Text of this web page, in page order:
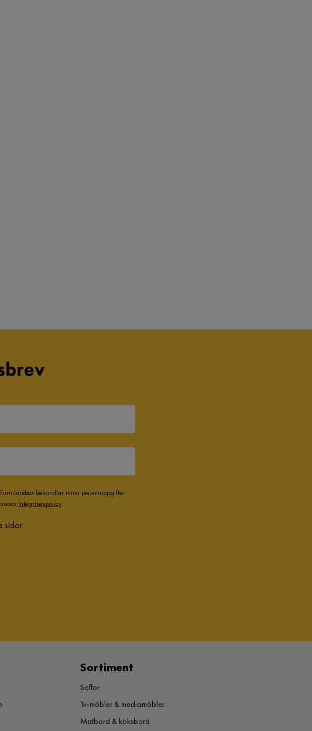
behandlar mina personuppgifter
Integritetspolicy.
sidor.
Sortiment
Soffor
Tv-möbler & mediamöbler
Matbord & köksbord